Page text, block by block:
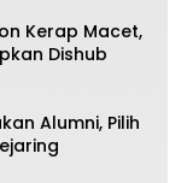
Kerap Macet,
Dishub
Alumni, Pilih